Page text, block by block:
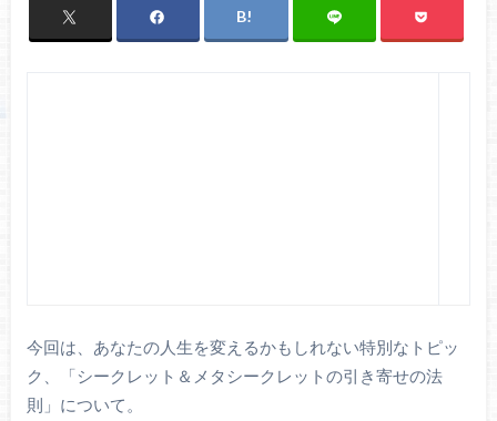
今回は、あなたの人生を変えるかもしれない特別なトピッ
ク、「シークレット＆メタシークレットの引き寄せの法
則」について。